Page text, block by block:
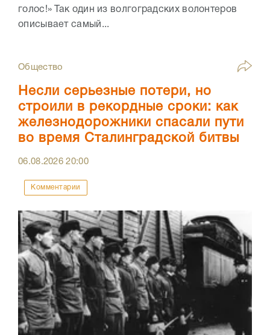
голос!» Так один из волгоградских волонтеров
описывает самый...
Общество
Несли серьезные потери, но
строили в рекордные сроки: как
железнодорожники спасали пути
во время Сталинградской битвы
06.08.202620:00
Комментарии